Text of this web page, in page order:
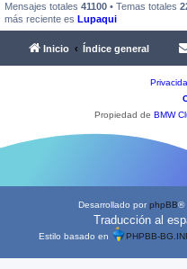
Mensajes totales 41100 • Temas totales
más reciente es Lupaqui
Inicio Índice general
Propiedad de BMW
Desarrollado porphpBB®
Traducción al
Estilo basado en PHPBB-